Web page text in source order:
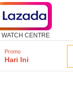
WATCH CENTRE
Promo
Hari Ini